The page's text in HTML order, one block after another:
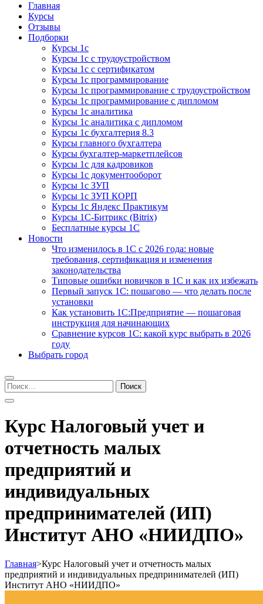
Курсы 1С
Курсы 1С официальная сертификация
Главная
Курсы
Отзывы
Подборки
Курсы 1с
Курсы 1с с трудоустройством
Курсы 1с с сертификатом
Курсы 1с программирование
Курсы 1с программирование с трудоустройством
Курсы 1с программирование с дипломом
Курсы 1с аналитика
Курсы 1с аналитика с дипломом
Курсы 1с бухгалтерия 8.3
Курсы главного бухгалтера
Курсы бухгалтер-маркетплейсов
Курсы 1с для кадровиков
Курсы 1с документооборот
Курсы 1с ЗУП
Курсы 1с ЗУП КОРП
Курсы 1с Яндекс Практикум
Курсы 1С-Битрикс (Bitrix)
Бесплатные курсы 1С
Новости
Что изменилось в 1С с 2026 года: новые
требования, сертификация и изменения
законодательства
Типовые ошибки новичков в 1С и как их избежать
Первый запуск 1С: пошагово — что делать после
установки
Как установить 1С:Предприятие — пошаговая
инструкция для начинающих
Сравнение курсов 1С: какой курс выбрать в 2026
году
Выбрать город
Найти:
Курс Налоговый учет и
отчетность малых
предприятий и
индивидуальных
предпринимателей (ИП)
Институт АНО «НИИДПО»
Главная>Курс Налоговый учет и отчетность малых
предприятий и индивидуальных предпринимателей (ИП)
Институт АНО «НИИДПО»